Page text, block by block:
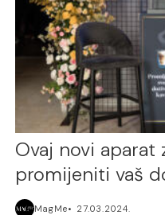
Ovaj novi aparat
promijeniti vaš
MagMe 27.03.2024.